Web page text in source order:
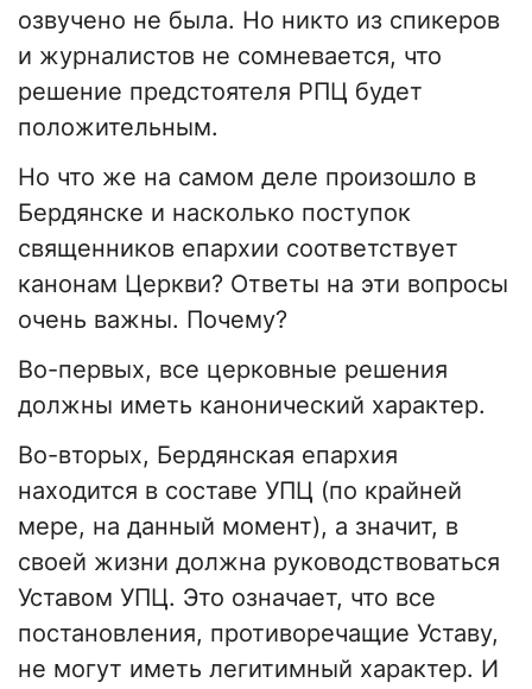
озвучено не была. Но никто из спикеров
и журналистов не сомневается, что
решение предстоятеля РПЦ будет
положительным.
Но что же на самом деле произошло в
Бердянске и насколько поступок
священников епархии соответствует
канонам Церкви? Ответы на эти вопросы
очень важны. Почему?
Во-первых, все церковные решения
должны иметь канонический характер.
Во-вторых, Бердянская епархия
находится в составе УПЦ (по крайней
мере, на данный момент), а значит, в
своей жизни должна руководствоваться
Уставом УПЦ. Это означает, что все
постановления, противоречащие Уставу,
не могут иметь легитимный характер. И